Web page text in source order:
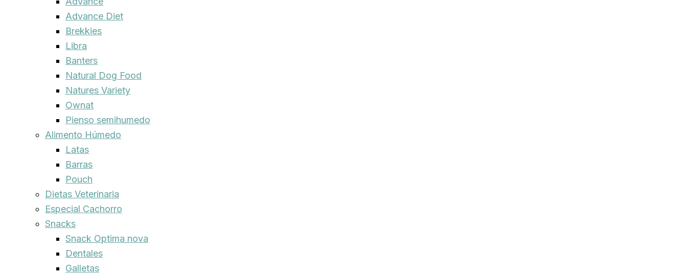
Advance Diet
Brekkies
Libra
Banters
Natural Dog Food
Natures Variety
Ownat
Pienso semihumedo
Alimento Húmedo
Latas
Barras
Pouch
Dietas Veterinaria
Especial Cachorro
Snacks
Snack Optima nova
Dentales
Galletas